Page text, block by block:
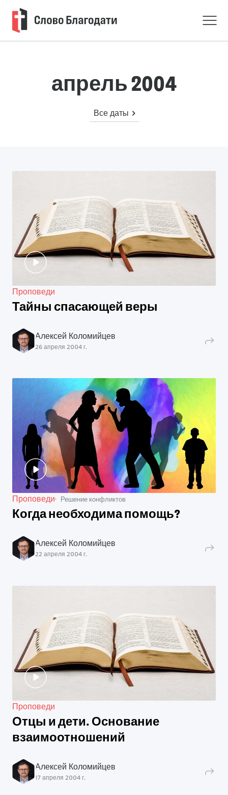
апрель 2004
Все даты
Проповеди
Тайны спасающей веры
Алексей Коломийцев
26 апреля 2004 г.
Проповеди Решение конфликтов
Когда необходима помощь?
Алексей Коломийцев
22 апреля 2004 г.
Проповеди
Отцы и дети. Основание
взаимоотношений
Алексей Коломийцев
17 апреля 2004 г.